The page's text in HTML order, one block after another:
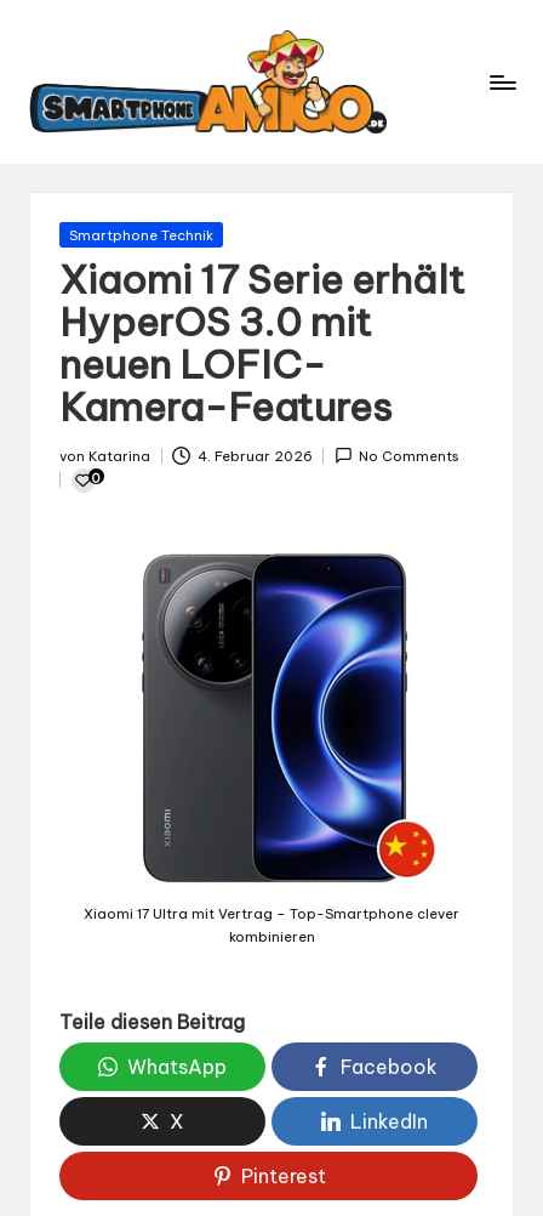
m
a
rt
in
der
Mobilfunk
Gepostet
Smartphone Technik
Xiaomi 17 Serie erhält
HyperOS 3.0 mit
neuen LOFIC-
Kamera-Features
Gepostet
von
von Katarina 4. Februar 2026 No Comments
0
Xiaomi 17 Ultra mit Vertrag – Top-Smartphone clever
kombinieren
Teile diesen Beitrag
WhatsApp
Facebook
X LinkedIn
Pinterest